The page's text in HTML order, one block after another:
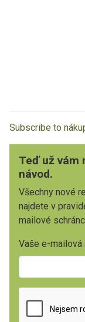
Subscribe to
Teď už vám
návod.
Všechny nové
najdete v
mailové
Vaše e-mailová